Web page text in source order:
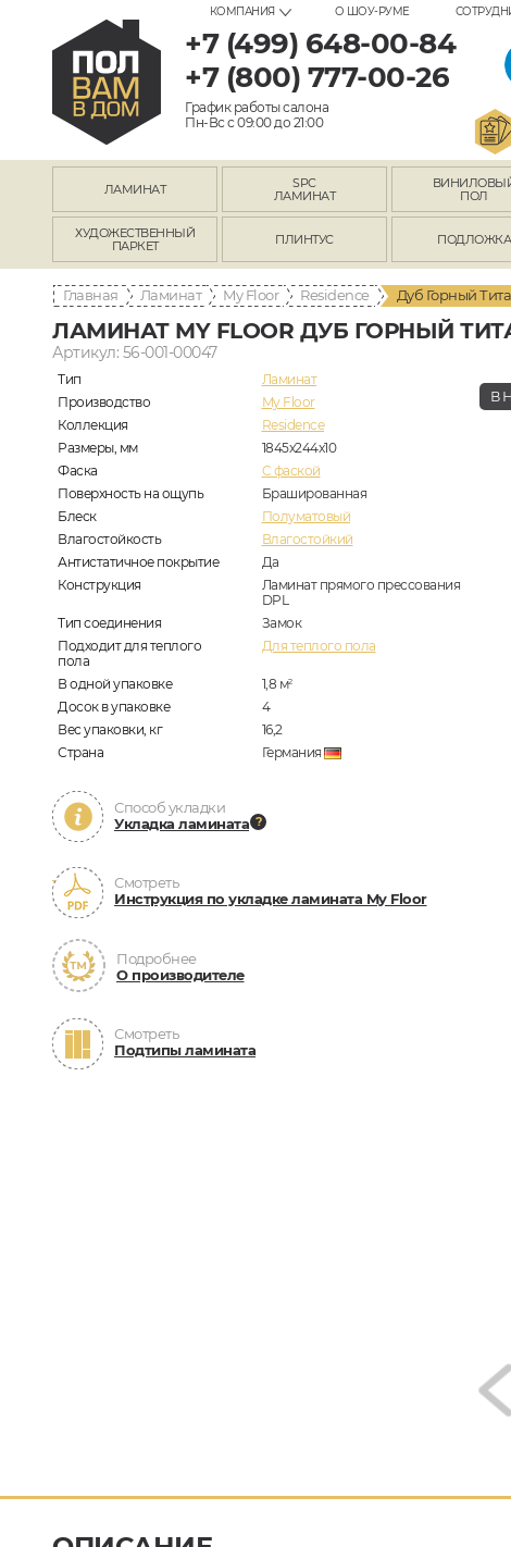
КОМПАНИЯ О ШОУ-РУМЕ
+7 (499) 648-00-84
+7 (800) 777-00-26
График работы салона
Пн-Вс с 09:00 до 21:00
ЛАМИНАТ
SPC
ЛАМИНАТ
ПОЛ
ХУДОЖЕСТВЕННЫЙ
ПАРКЕТ
ПЛИНТУС ПОДЛОЖКА
Главная Ламинат My Floor Residence Дуб Горный
ЛАМИНАТ MY FLOOR ДУБ ГОРНЫЙ
Артикул: 56-001-00047
Тип
Ламинат
Производство
My Floor
Коллекция
Residence
Размеры, мм
1845x244x10
Фаска
C фаской
Поверхность на ощупь
Брашированная
Блеск
Полуматовый
Влагостойкость
Влагостойкий
Антистатичное покрытие
Да
Конструкция
Ламинат прямого прессования
DPL
Тип соединения
Замок
Подходит для теплого
пола
Для теплого пола
В одной упаковке 1,8 м2
Досок в упаковке
4
Вес упаковки, кг
16,2
Страна
Германия
Способ укладки
Укладка ламината
Смотреть
Инструкция по укладке ламината My Floor
Подробнее
О производителе
Смотреть
Подтипы ламината
В